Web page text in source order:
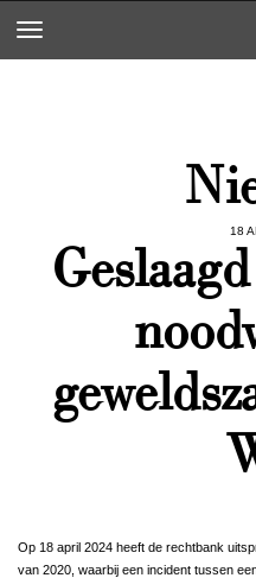
Toggle navigation
18
Op 18 april 2024 heeft de rechtbank
van 2020, waarbij een incident tussen